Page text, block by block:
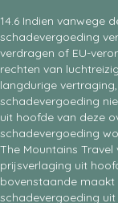
14.6 Indien vanwege
schadevergoeding
verdragen of EU-
rechten van
langdurige
schadevergoeding
uit hoofde van deze
schadevergoeding
The Mountains
prijsverlaging uit
bovenstaande
schadevergoeding